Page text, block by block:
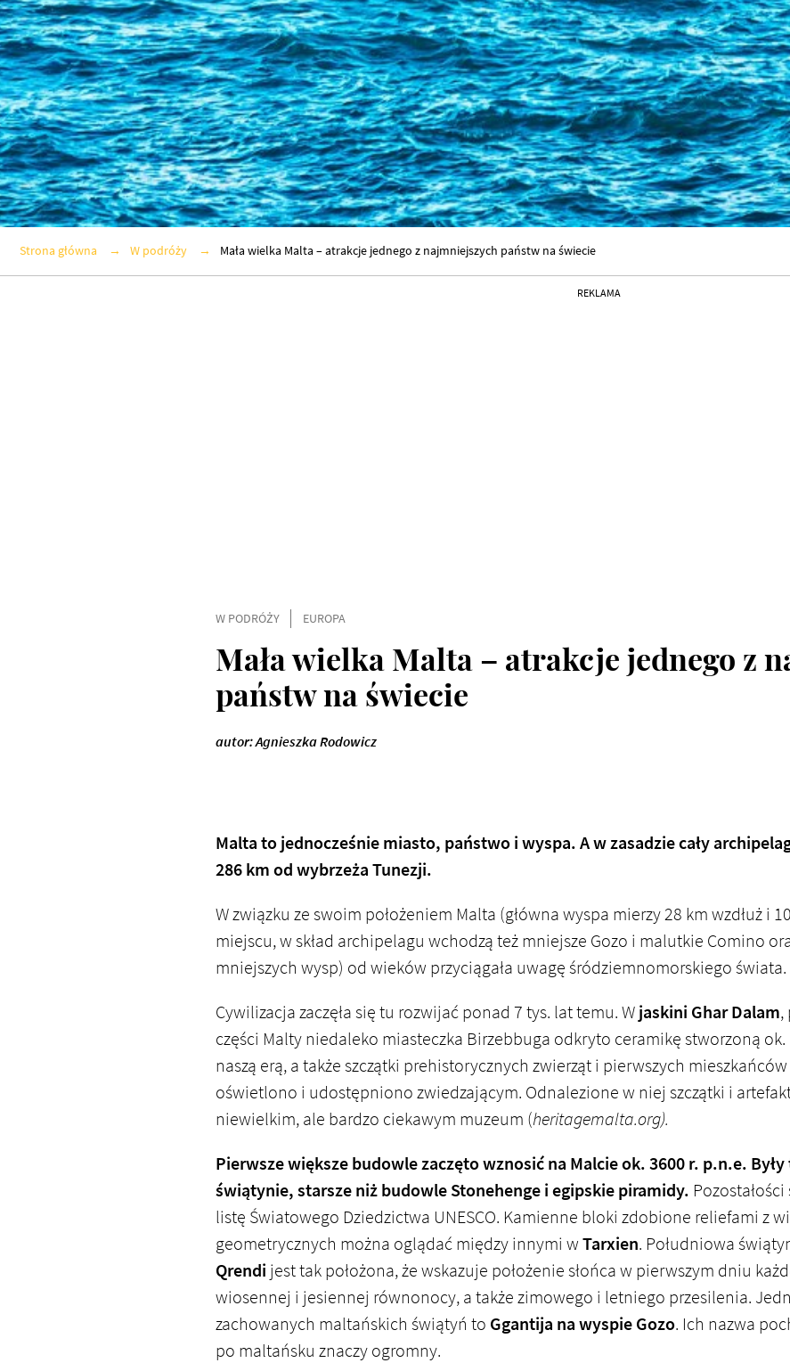
Strona główna W podróży Mała wielka Malta – atrakcje jednego z najmniejszych państw na świecie
REKLAMA
W PODRÓŻY EUROPA
Mała wielka Malta – atrakcje jednego z
państw na świecie
autor: Agnieszka Rodowicz
Malta to jednocześnie miasto, państwo i wyspa. A w zasadzie cały
286 km od wybrzeża Tunezji.
W związku ze swoim położeniem Malta (główna wyspa mierzy 28 km wzdłuż i
miejscu, w skład archipelagu wchodzą też mniejsze Gozo i malutkie Comino
mniejszych wysp) od wieków przyciągała uwagę śródziemnomorskiego świata.
Cywilizacja zaczęła się tu rozwijać ponad 7 tys. lat temu. Wjaskini Ghar Dalam,
części Malty niedaleko miasteczka Birzebbuga odkryto ceramikę stworzoną
naszą erą, a także szczątki prehistorycznych zwierząt i pierwszych
oświetlono i udostępniono zwiedzającym. Odnalezione w niej szczątki i
niewielkim, ale bardzo ciekawym muzeum (heritagemalta.org).
Pierwsze większe budowle zaczęto wznosić na Malcie ok. 3600 r. p.n.e.
świątynie, starsze niż budowle Stonehenge i egipskie piramidy.
listę Światowego Dziedzictwa UNESCO. Kamienne bloki zdobione reliefami z
geometrycznych można oglądać między innymi wTarxien. Południowa
Qrendi jest tak położona, że wskazuje położenie słońca w pierwszym dniu
wiosennej i jesiennej równonocy, a także zimowego i letniego przesilenia.
zachowanych maltańskich świątyń to Ggantija na wyspie Gozo. Ich nazwa
po maltańsku znaczy ogromny.